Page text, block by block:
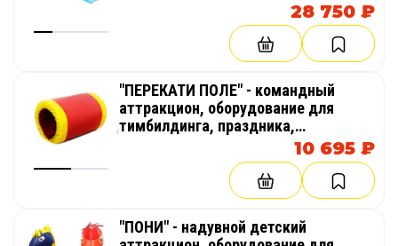
28 750 ₽
"ПЕРЕКАТИ ПОЛЕ" - командный
аттракцион, оборудование для
тимбилдинга, праздника,
корпоратива, соревнований,
веселых стартов, эстафет, полосы
10 695 ₽
"ПОНИ" - надувной детский